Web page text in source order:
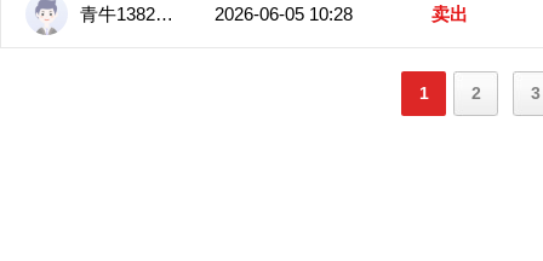
青牛13825208405 2026-06-05 10:28 卖出
1 2 3